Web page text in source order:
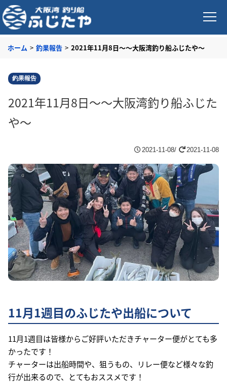
ホーム > 釣果報告 > 2021年11月8日～～大阪湾釣り船ふじたや～
釣果報告
2021年11月8日～～大阪湾釣り船ふじた
や～
2021-11-08/ 2021-11-08
11月1週目のふじたや出船について
11月1週目は皆様からご好評いただきチャーター便がとても多
かったです！
チャーターは出船時間や、狙うもの、リレー便など様々な釣
行が出来るので、とてもおススメです！